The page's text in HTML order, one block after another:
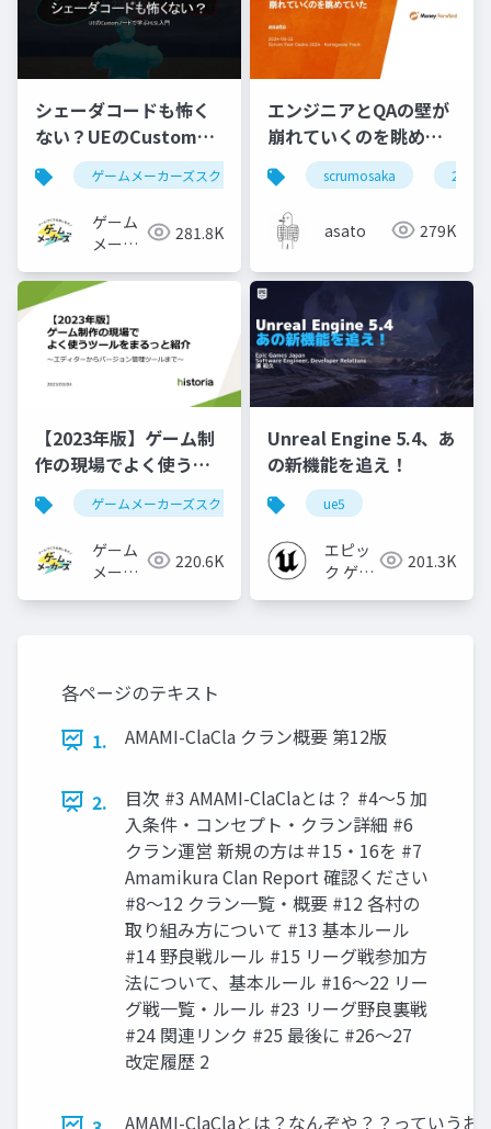
シェーダコードも怖く
ない？UEのCustomノ
ードで学ぶHLSL入門
ゲームメーカーズスクランブル ゲーム制作 ue5
ゲーム
メーカ
281.8K
エンジニアとQAの壁が
崩れていくのを眺めて
いた #scrumosaka
scrumosaka 2024
asato 279K
【2023年版】ゲーム制
作の現場でよく使うツ
ールをまるっと紹介
ゲームメーカーズスクランブル ゲーム制作
ゲーム
メーカ
220.6K
Unreal Engine 5.4、あ
の新機能を追え！
ue5
エピッ
ク ゲー
201.3K
各ページのテキスト
1.
AMAMI-ClaCla クラン概要 第12版
2.
目次 #3 AMAMI-ClaClaとは？ #4～5 加
入条件・コンセプト・クラン詳細 #6
クラン運営 新規の方は＃15・16を #7
Amamikura Clan Report 確認ください
#8～12 クラン一覧・概要 #12 各村の
取り組み方について #13 基本ルール
#14 野良戦ルール #15 リーグ戦参加方
法について、基本ルール #16～22 リー
グ戦一覧・ルール #23 リーグ野良裏戦
#24 関連リンク #25 最後に #26～27
改定履歴 2
AMAMI-ClaClaとは？なんぞや？？っていうお